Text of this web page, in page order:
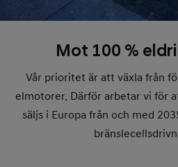
Mot 100 %
Vår prioritet är att växla från
elmotorer. Därför arbetar vi för
säljs i Europa från och med